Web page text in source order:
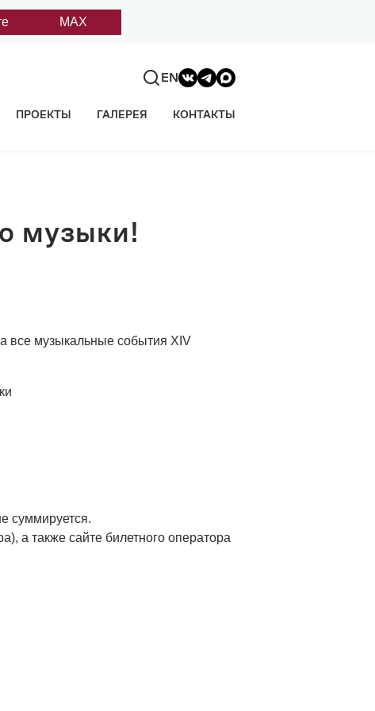
MAX
ПРОЕКТЫ ГАЛЕРЕЯ КОНТАКТЫ
EN
музыки!
все музыкальные события XIV
суммируется.
а также сайте билетного оператора